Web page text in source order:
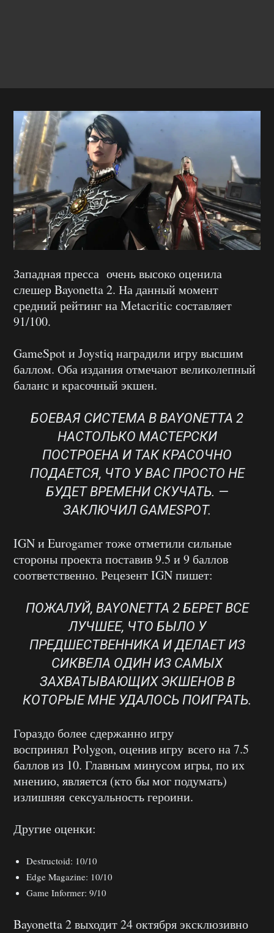
Западная пресса очень высоко оценила
слешер Bayonetta 2. На данный момент
средний рейтинг на Metacritic составляет
91/100.
GameSpot и Joystiq наградили игру высшим
баллом. Оба издания отмечают великолепный
баланс и красочный экшен.
БОЕВАЯ СИСТЕМА В BAYONETTA 2
НАСТОЛЬКО МАСТЕРСКИ
ПОСТРОЕНА И ТАК КРАСОЧНО
ПОДАЕТСЯ, ЧТО У ВАС ПРОСТО НЕ
БУДЕТ ВРЕМЕНИ СКУЧАТЬ. —
ЗАКЛЮЧИЛ GAMESPOT.
IGN и Eurogamer тоже отметили сильные
стороны проекта поставив 9.5 и 9 баллов
соответственно. Рецезент IGN пишет:
ПОЖАЛУЙ, BAYONETTA 2 БЕРЕТ ВСЕ
ЛУЧШЕЕ, ЧТО БЫЛО У
ПРЕДШЕСТВЕННИКА И ДЕЛАЕТ ИЗ
СИКВЕЛА ОДИН ИЗ САМЫХ
ЗАХВАТЫВАЮЩИХ ЭКШЕНОВ В
КОТОРЫЕ МНЕ УДАЛОСЬ ПОИГРАТЬ.
Гораздо более сдержанно игру
воспринял Polygon, оценив игру всего на 7.5
баллов из 10. Главным минусом игры, по их
мнению, является (кто бы мог подумать)
излишняя сексуальность героини.
Другие оценки:
Destructoid: 10/10
Edge Magazine: 10/10
Game Informer: 9/10
Bayonetta 2 выходит 24 октября эксклюзивно